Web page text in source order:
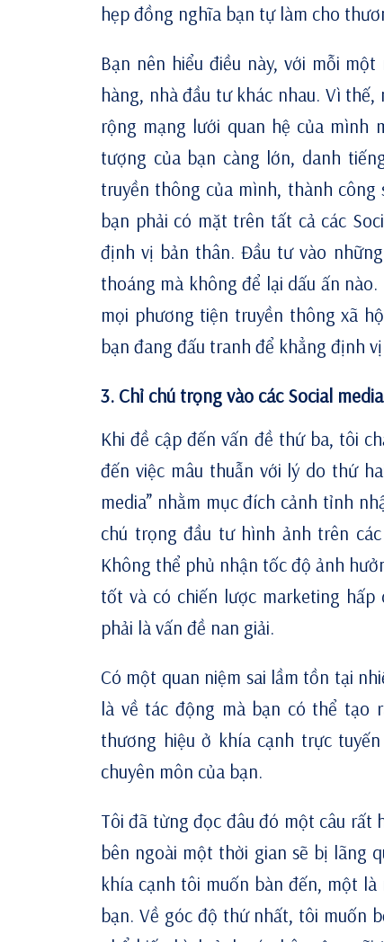
hẹp đồng nghĩa bạn tự làm cho
Bạn nên hiểu điều này, với mỗi
hàng, nhà đầu tư khác nhau. Vì
rộng mạng lưới quan hệ của mình
tượng của bạn càng lớn, danh
truyền thông của mình, thành
bạn phải có mặt trên tất cả các
định vị bản thân. Đầu tư vào
thoáng mà không để lại dấu ấn
mọi phương tiện truyền thông xã
bạn đang đấu tranh để khẳng định
3. Chỉ chú trọng vào các Social media
Khi đề cập đến vấn đề thứ ba, tôi
đến việc mâu thuẫn với lý do thứ
media” nhằm mục đích cảnh tỉnh
chú trọng đầu tư hình ảnh trên
Không thể phủ nhận tốc độ ảnh
tốt và có chiến lược marketing
phải là vấn đề nan giải.
Có một quan niệm sai lầm tồn tại
là về tác động mà bạn có thể tạo
thương hiệu ở khía cạnh trực
chuyên môn của bạn.
Tôi đã từng đọc đâu đó một câu rất
bên ngoài một thời gian sẽ bị lãng
khía cạnh tôi muốn bàn đến, một
bạn. Về góc độ thứ nhất, tôi muốn